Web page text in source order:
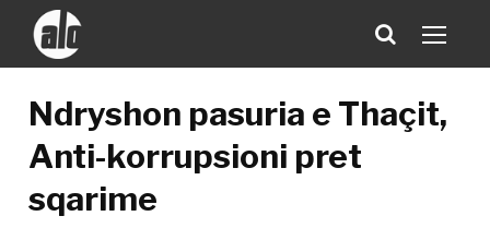
Ndryshon pasuria e Thaçit,
Anti-korrupsioni pret
sqarime